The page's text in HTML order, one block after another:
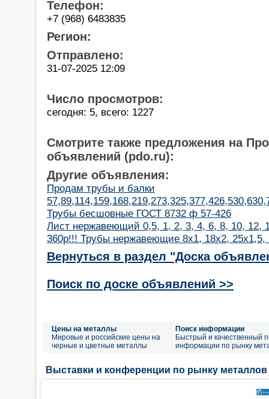
Телефон:
+7 (968) 6483835
Регион:
Отправлено:
31-07-2025 12:09
Число просмотров:
сегодня: 5, всего: 1227
Смотрите также предложения на
объявлений (pdo.ru):
Другие объявления:
Продам трубы и балки
Трубы бесшовные ГОСТ 8732 ф 57-426
Лист нержавеющий 0,5, 1, 2, 3, 4, 6, 8, 10, 12,
360р!!! Трубы нержавеющие 8х1, 18х2, 25х1,5,
Вернуться в раздел "Доска
Поиск по доске объявлений >>
Цены на металлы
Мировые и российские цены на
черные и цветные металлы
Поиск информации
Быстрый и качественный
информации по рынку
Выставки и конференции по рынку